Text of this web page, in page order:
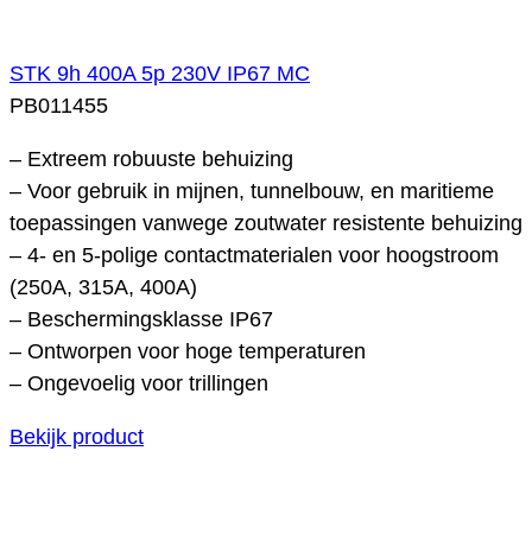
STK 9h 400A 5p 230V IP67 MC
PB011455
– Extreem robuuste behuizing
– Voor gebruik in mijnen, tunnelbouw, en maritieme
toepassingen vanwege zoutwater resistente behuizing
– 4- en 5-polige contactmaterialen voor hoogstroom
(250A, 315A, 400A)
– Beschermingsklasse IP67
– Ontworpen voor hoge temperaturen
– Ongevoelig voor trillingen
Bekijk product